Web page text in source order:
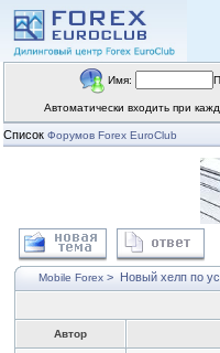
Имя:
Автоматически входить при
Список Форумов Forex EuroClub
Mobile Forex > Новый хелп по
Автор